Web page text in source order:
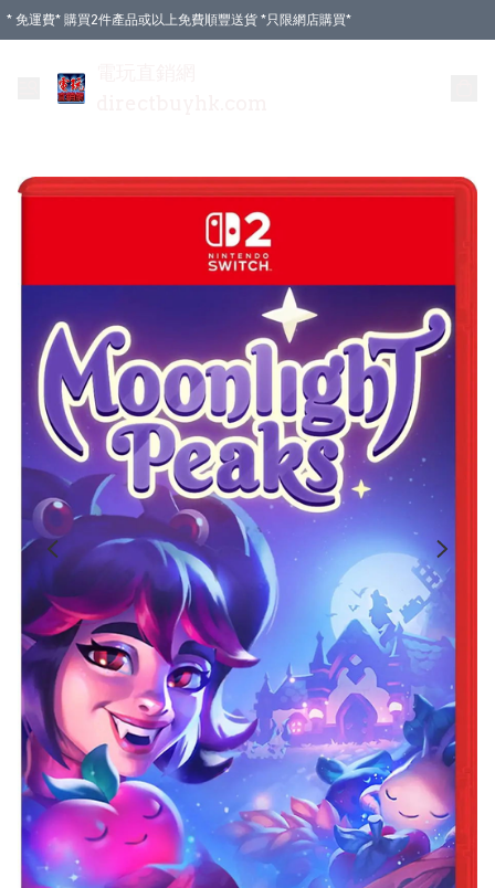
* 免運費* 購買2件產品或以上免費順豐送貨 *只限網店購買*